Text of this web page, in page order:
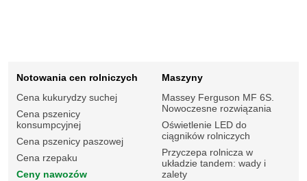
Notowania cen rolniczych
Cena kukurydzy suchej
Cena pszenicy
konsumpcyjnej
Cena pszenicy paszowej
Cena rzepaku
Ceny nawozów
Maszyny
Massey Ferguson MF 6S.
Nowoczesne rozwiązania
Oświetlenie LED do
ciągników rolniczych
Przyczepa rolnicza w
układzie tandem: wady i
zalety